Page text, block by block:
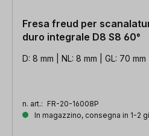
Fresa freud per
duro integrale D8 S8 60°
D: 8 mm | NL: 8 mm | GL: 70 mm
n. art.: FR-20-16008P
In magazzino, consegna in 1-2